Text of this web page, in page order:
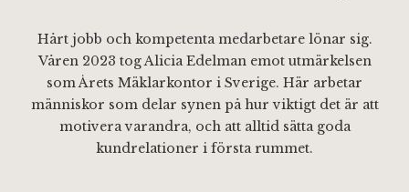
Hårt jobb och kompetenta medarbetare lönar sig.
Våren 2023 tog Alicia Edelman emot utmärkelsen
som Årets Mäklarkontor i Sverige. Här arbetar
människor som delar synen på hur viktigt det är att
motivera varandra, och att alltid sätta goda
kundrelationer i första rummet.